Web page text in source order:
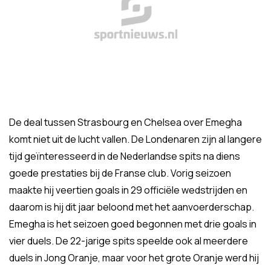
De deal tussen Strasbourg en Chelsea over Emegha
komt niet uit de lucht vallen. De Londenaren zijn al langere
tijd geïnteresseerd in de Nederlandse spits na diens
goede prestaties bij de Franse club. Vorig seizoen
maakte hij veertien goals in 29 officiële wedstrijden en
daarom is hij dit jaar beloond met het aanvoerderschap.
Emegha is het seizoen goed begonnen met drie goals in
vier duels. De 22-jarige spits speelde ook al meerdere
duels in Jong Oranje, maar voor het grote Oranje werd hij